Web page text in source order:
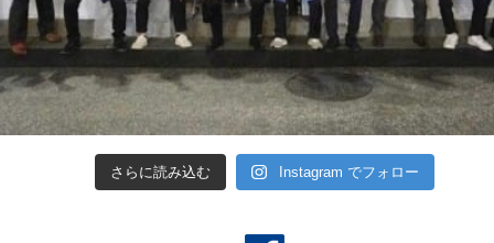
さらに読み込む Instagram でフォロー